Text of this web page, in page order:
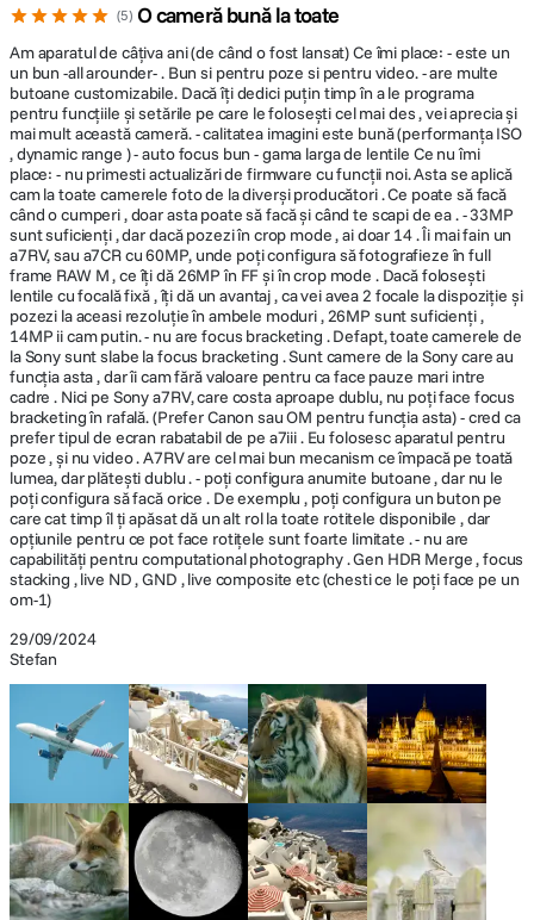
daca este detectat un ochi, prin simpla atingere a ecranului.
Fotografii facile cu animale de companie
Focalizare rapida si exacta pentru cadre dificile cu animale. Prin setarea
tipului de detectare a subiectului la "Animal" in avans, puteti detecta si
urmari ochii unui animal, pentru mai mult succes in realizarea filmelor si
a imaginilor cu animale salbatice sau domestice. S-a imbunatatit
detectarea ochilor animalelor, cu focalizare si urmarire exacte, chiar
daca animalul este cu fata in jos.
FA pe ochi in timp real pentru pasari
Detectarea ochilor pasarilor se accepta pentru imagini si filme In premiera
la seria α, detectarea ochilor pasarilor este disponibila in imagini si filme –
doar presetati subiectul la "pasare". Viteza si precizia camerei permit
WiFi Da
GPS Nu
Interfata
computer
Stocare masiva/MTP/Terminal
multi/micro USB
ALTE CARACTERISTICI:
Model
acumulator
compatibil
NP-FZ100
Culoare Camera Negru
DIMENSIUNE / GREUTATE:
Dimensiuni 131.3 x 96.4 x 79.8 mm
Greutate 658 g( body cu baterie si card memorie)
Dual card slot
Full HDMI slot
Good grip
Sensor protection curtain
5 O cameră bună la toate
29/09/2024
Stefan
Am aparatul de câțiva ani (de când o fost lansat) Ce îmi place: - este un
un bun -all arounder- . Bun si pentru poze si pentru video. - are multe
butoane customizabile. Dacă îți dedici puțin timp în a le programa
pentru funcțiile și setările pe care le folosești cel mai des , vei aprecia și
mai mult această cameră. - calitatea imagini este bună (performanța ISO
, dynamic range ) - auto focus bun - gama larga de lentile Ce nu îmi
place: - nu primesti actualizări de firmware cu funcții noi. Asta se aplică
cam la toate camerele foto de la diverși producători . Ce poate să facă
când o cumperi , doar asta poate să facă și când te scapi de ea . - 33MP
sunt suficienți , dar dacă pozezi în crop mode , ai doar 14 . Îi mai fain un
a7RV, sau a7CR cu 60MP, unde poți configura să fotografieze în full
frame RAW M , ce îți dă 26MP în FF și în crop mode . Dacă folosești
lentile cu focală fixă , îți dă un avantaj , ca vei avea 2 focale la dispoziție și
pozezi la aceasi rezoluție în ambele moduri , 26MP sunt suficienți ,
14MP ii cam putin. - nu are focus bracketing . Defapt, toate camerele de
la Sony sunt slabe la focus bracketing . Sunt camere de la Sony care au
funcția asta , dar îi cam fără valoare pentru ca face pauze mari intre
cadre . Nici pe Sony a7RV, care costa aproape dublu, nu poți face focus
bracketing în rafală. (Prefer Canon sau OM pentru funcția asta) - cred ca
prefer tipul de ecran rabatabil de pe a7iii . Eu folosesc aparatul pentru
poze , și nu video . A7RV are cel mai bun mecanism ce împacă pe toată
lumea, dar plătești dublu . - poți configura anumite butoane , dar nu le
poți configura să facă orice . De exemplu , poți configura un buton pe
care cat timp îl ți apăsat dă un alt rol la toate rotitele disponibile , dar
opțiunile pentru ce pot face rotițele sunt foarte limitate . - nu are
capabilități pentru computational photography . Gen HDR Merge , focus
stacking , live ND , GND , live composite etc (chesti ce le poți face pe un
om-1)